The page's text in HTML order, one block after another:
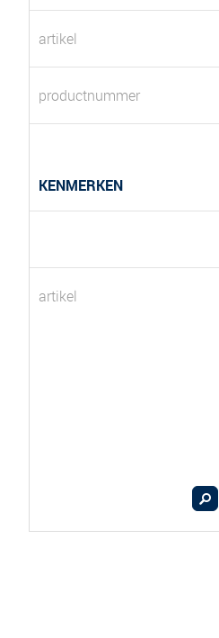
artikel
productnummer
KENMERKEN
artikel